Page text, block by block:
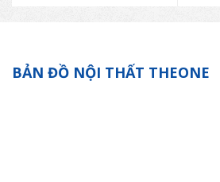
BẢN ĐỒ NỘI THẤT THEONE